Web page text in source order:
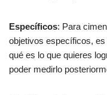
Específicos: Para
objetivos específicos,
qué es lo que quieres
poder medirlo